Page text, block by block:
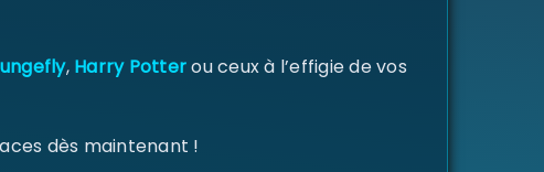
,Harry Potterou ceux à l’effigie de vos
dès maintenant !